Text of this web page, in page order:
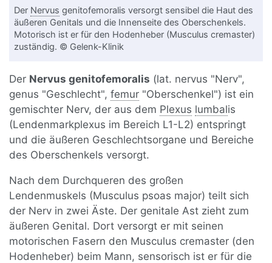
Der Nervus genitofemoralis versorgt sensibel die Haut des
äußeren Genitals und die Innenseite des Oberschenkels.
Motorisch ist er für den Hodenheber (Musculus cremaster)
zuständig. © Gelenk-Klinik
Der Nervus genitofemoralis (lat. nervus "Nerv",
genus "Geschlecht",femur "Oberschenkel") ist ein
gemischter Nerv, der aus dem Plexus lumbalis
(Lendenmarkplexus im Bereich L1-L2) entspringt
und die äußeren Geschlechtsorgane und Bereiche
des Oberschenkels versorgt.
Nach dem Durchqueren des großen
Lendenmuskels (Musculus psoas major) teilt sich
der Nerv in zwei Äste. Der genitale Ast zieht zum
äußeren Genital. Dort versorgt er mit seinen
motorischen Fasern den Musculus cremaster (den
Hodenheber) beim Mann, sensorisch ist er für die